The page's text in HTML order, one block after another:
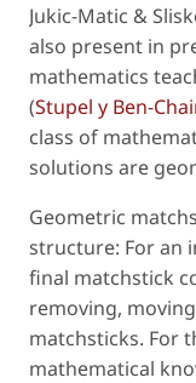
Jukic-Matic &
also present in
mathematics
(Stupel y Ben-
class of
solutions are
Geometric
structure: For an
final matchstick
removing,
matchsticks. For
mathematical